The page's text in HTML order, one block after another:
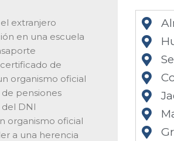
extranjero
en una escuela
de
organismo oficial
pensiones
DNI
organismo oficial
a una herencia